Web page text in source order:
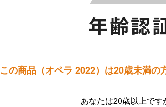
この商品（オペラ 2022）は20歳未満の
あなたは20歳以上です